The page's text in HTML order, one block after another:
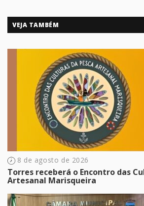
VEJA TAMBÉM
8 de agosto de 2026
Torres receberá o Encontro das
Artesanal Marisqueira